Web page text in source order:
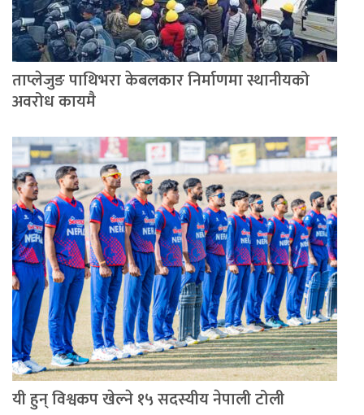
ताप्लेजुङ पाथिभरा केबलकार निर्माणमा स्थानीयको
अवरोध कायमै
यी हुन् विश्वकप खेल्ने १५ सदस्यीय नेपाली टोली